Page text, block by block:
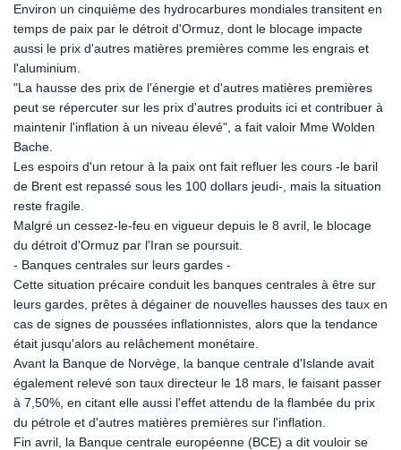
Environ un cinquième des hydrocarbures mondiales transitent en
temps de paix par le détroit d'Ormuz, dont le blocage impacte
aussi le prix d'autres matières premières comme les engrais et
l'aluminium.
"La hausse des prix de l'énergie et d'autres matières premières
peut se répercuter sur les prix d'autres produits ici et contribuer à
maintenir l'inflation à un niveau élevé", a fait valoir Mme Wolden
Bache.
Les espoirs d'un retour à la paix ont fait refluer les cours -le baril
de Brent est repassé sous les 100 dollars jeudi-, mais la situation
reste fragile.
Malgré un cessez-le-feu en vigueur depuis le 8 avril, le blocage
du détroit d'Ormuz par l'Iran se poursuit.
- Banques centrales sur leurs gardes -
Cette situation précaire conduit les banques centrales à être sur
leurs gardes, prêtes à dégainer de nouvelles hausses des taux en
cas de signes de poussées inflationnistes, alors que la tendance
était jusqu'alors au relâchement monétaire.
Avant la Banque de Norvège, la banque centrale d'Islande avait
également relevé son taux directeur le 18 mars, le faisant passer
à 7,50%, en citant elle aussi l'effet attendu de la flambée du prix
du pétrole et d'autres matières premières sur l'inflation.
Fin avril, la Banque centrale européenne (BCE) a dit vouloir se